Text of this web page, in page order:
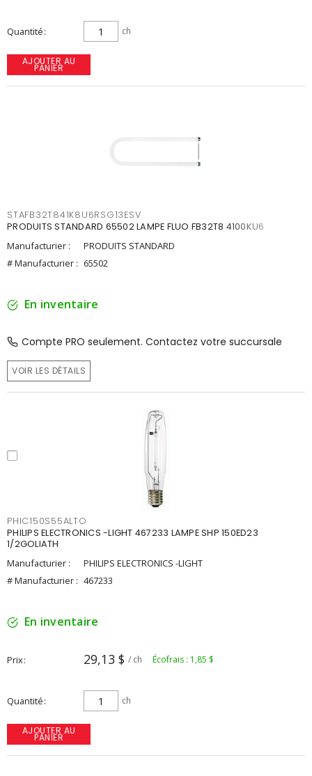
Quantité ch
AJOUTER AU
PANIER
STAFB32T841K8U6RSG13ESV
PRODUITS STANDARD 65502 LAMPE FLUO FB32T8 4100KU6
Manufacturier :
PRODUITS STANDARD
# Manufacturier : 65502
En inventaire
Compte PRO seulement. Contactez votre succursale
VOIR LES DÉTAILS
PHIC150S55ALTO
PHILIPS ELECTRONICS -LIGHT 467233 LAMPE SHP 150ED23
1/2GOLIATH
Manufacturier :
PHILIPS ELECTRONICS -LIGHT
# Manufacturier : 467233
En inventaire
Prix 29,13 $ / ch Écofrais : 1,85 $
Quantité ch
AJOUTER AU
PANIER